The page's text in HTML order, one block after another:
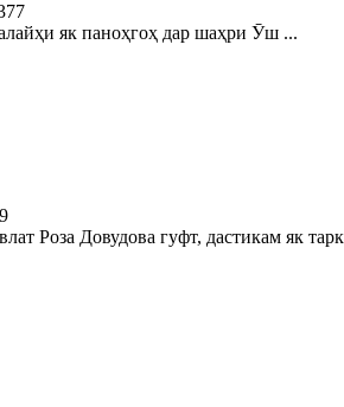
як паноҳгоҳ дар шаҳри Ӯш ...
Роза Довудова гуфт, дастикам як